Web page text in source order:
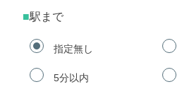
駅まで
指定無し
5分以内